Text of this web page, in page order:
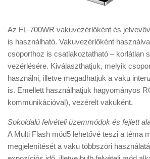
Az FL-700WR vakuvezérlőként és
is használható. Vakuvezérlőként
csoporthoz is csatlakoztatható – korlátlan
vezérlésére. Kiválaszthatjuk, melyik
használni, illetve megadhatjuk a vaku
is. Emellett használhatjuk hagyományos
kommunikációval), vezérelt vakuként.
Sokoldalú felvételi üzemmódok és fejlett
A Multi Flash mód5 lehetővé teszi a téma
megjelenítését a vaku többszöri